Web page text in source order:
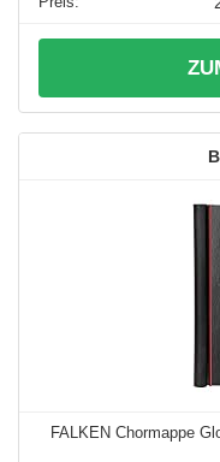
FALKEN Chormappe